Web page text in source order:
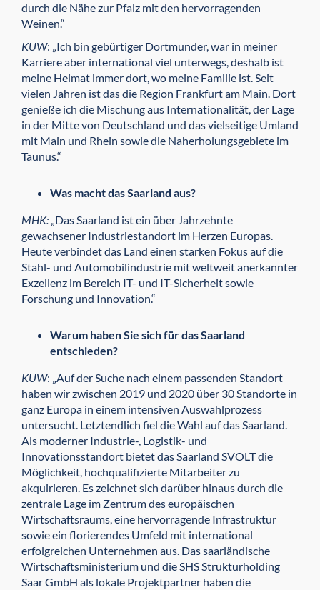
durch die Nähe zur Pfalz mit den hervorragenden
Weinen.“
KUW: „Ich bin gebürtiger Dortmunder, war in meiner
Karriere aber international viel unterwegs, deshalb ist
meine Heimat immer dort, wo meine Familie ist. Seit
vielen Jahren ist das die Region Frankfurt am Main. Dort
genieße ich die Mischung aus Internationalität, der Lage
in der Mitte von Deutschland und das vielseitige Umland
mit Main und Rhein sowie die Naherholungsgebiete im
Taunus.“
Was macht das Saarland aus?
MHK: „Das Saarland ist ein über Jahrzehnte
gewachsener Industriestandort im Herzen Europas.
Heute verbindet das Land einen starken Fokus auf die
Stahl- und Automobilindustrie mit weltweit anerkannter
Exzellenz im Bereich IT- und IT-Sicherheit sowie
Forschung und Innovation.“
Warum haben Sie sich für das Saarland
entschieden?
KUW: „Auf der Suche nach einem passenden Standort
haben wir zwischen 2019 und 2020 über 30 Standorte in
ganz Europa in einem intensiven Auswahlprozess
untersucht. Letztendlich fiel die Wahl auf das Saarland.
Als moderner Industrie-, Logistik- und
Innovationsstandort bietet das Saarland SVOLT die
Möglichkeit, hochqualifizierte Mitarbeiter zu
akquirieren. Es zeichnet sich darüber hinaus durch die
zentrale Lage im Zentrum des europäischen
Wirtschaftsraums, eine hervorragende Infrastruktur
sowie ein florierendes Umfeld mit international
erfolgreichen Unternehmen aus. Das saarländische
Wirtschaftsministerium und die SHS Strukturholding
Saar GmbH als lokale Projektpartner haben die